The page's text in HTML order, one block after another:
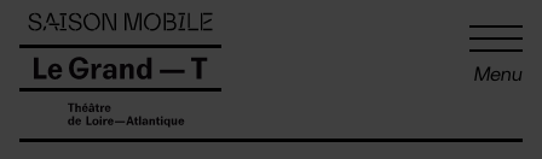
Menu
Panneau de gestion des cookies